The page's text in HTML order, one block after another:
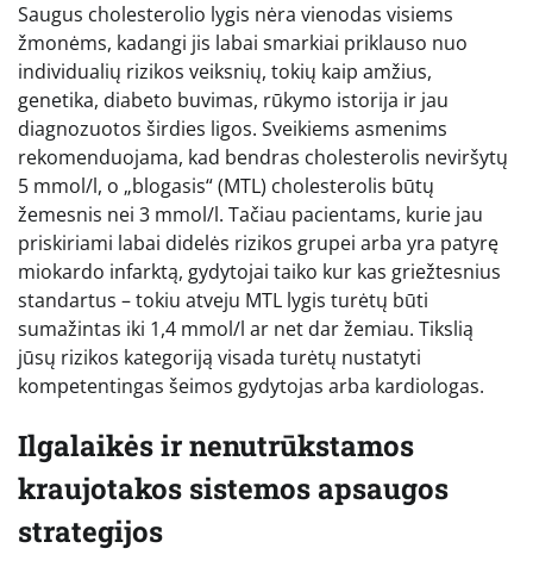
Saugus cholesterolio lygis nėra vienodas visiems
žmonėms, kadangi jis labai smarkiai priklauso nuo
individualių rizikos veiksnių, tokių kaip amžius,
genetika, diabeto buvimas, rūkymo istorija ir jau
diagnozuotos širdies ligos. Sveikiems asmenims
rekomenduojama, kad bendras cholesterolis neviršytų
5 mmol/l, o „blogasis“ (MTL) cholesterolis būtų
žemesnis nei 3 mmol/l. Tačiau pacientams, kurie jau
priskiriami labai didelės rizikos grupei arba yra patyrę
miokardo infarktą, gydytojai taiko kur kas griežtesnius
standartus – tokiu atveju MTL lygis turėtų būti
sumažintas iki 1,4 mmol/l ar net dar žemiau. Tikslią
jūsų rizikos kategoriją visada turėtų nustatyti
kompetentingas šeimos gydytojas arba kardiologas.
Ilgalaikės ir nenutrūkstamos
kraujotakos sistemos apsaugos
strategijos